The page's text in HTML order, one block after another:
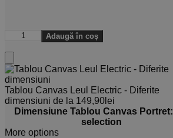
Adaugă în coș
Tablou Canvas Leul Electric - Diferite
dimensiuni de la 149,90 lei
Dimensiune Tablou Canvas Portret:
selection
More options